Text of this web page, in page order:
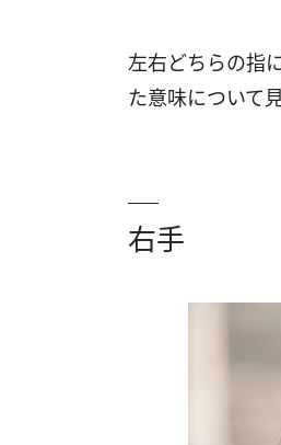
左右どちらの指
た意味について
右手